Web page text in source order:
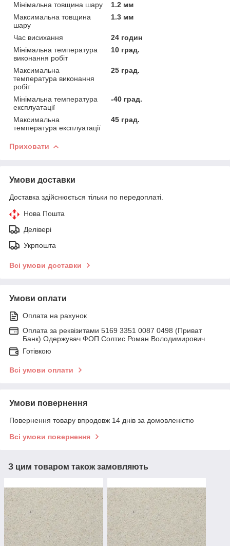
Мінімальна товщина шару
1.2 мм
Максимальна товщина
шару
1.3 мм
Час висихання
24 годин
Мінімальна температура
виконання робіт
10 град.
Максимальна
температура виконання
робіт
25 град.
Мінімальна температура
експлуатації
-40 град.
Максимальна
температура експлуатації
45 град.
Приховати
Умови доставки
Доставка здійснюється тільки по передоплаті.
Нова Пошта
Делівері
Укрпошта
Всі умови доставки
Умови оплати
Оплата на рахунок
Оплата за реквізитами 5169 3351 0087 0498 (Приват
Банк) Одержувач ФОП Солтис Роман Володимирович
Готівкою
Всі умови оплати
Умови повернення
Повернення товару впродовж 14 днів за домовленістю
Всі умови повернення
З цим товаром також замовляють